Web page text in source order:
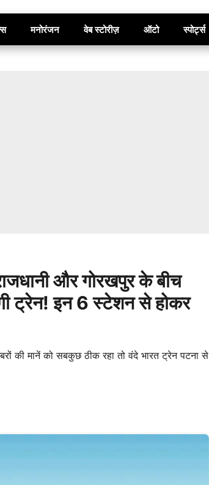
मनोरंजन वेब स्टोरीज़ ऑटो स्पोर्ट्स
और गोरखपुर के बीच
ट्रेन! इन 6 स्टेशन से होकर
की मानें को सबकुछ ठीक रहा तो वंदे भारत ट्रेन पटना से